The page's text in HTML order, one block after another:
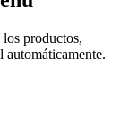
productos,
automáticamente.